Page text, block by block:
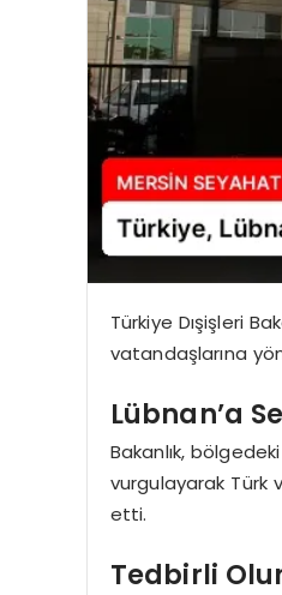
Türkiye Dışişleri
vatandaşlarına
Lübnan’a
Bakanlık,
vurgulayarak Türk
etti.
Tedbirli